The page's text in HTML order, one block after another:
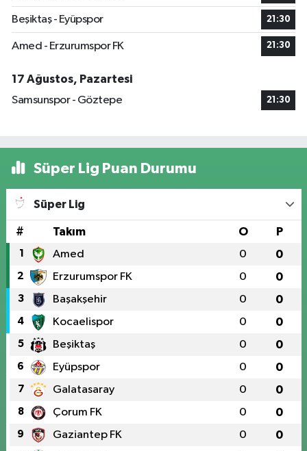
Beşiktaş - Eyüpspor 21:30
Amed - Erzurumspor FK 21:30
17 Ağustos, Pazartesi
Samsunspor - Göztepe
21:30
Süper Lig Puan Durumu
Süper Lig
# Takım O P
1 Amed 0 0
2 Erzurumspor FK 0 0
3 Başakşehir 0 0
4 Kocaelispor 0 0
5 Beşiktaş 0 0
6 Eyüpspor 0 0
7 Galatasaray 0 0
8 Çorum FK 0 0
9 Gaziantep FK 0 0